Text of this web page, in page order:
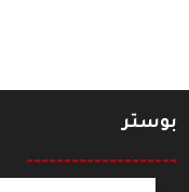
بوستر
--------------------